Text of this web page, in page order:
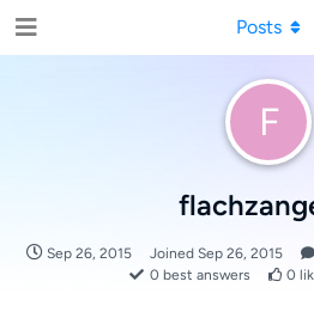
F
Sep 26, 2015 Joined Sep 26, 2015
0 best answers 0
Posts